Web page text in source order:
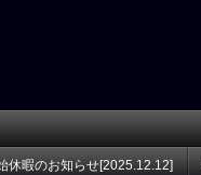
休暇のお知らせ[2025.12.12]